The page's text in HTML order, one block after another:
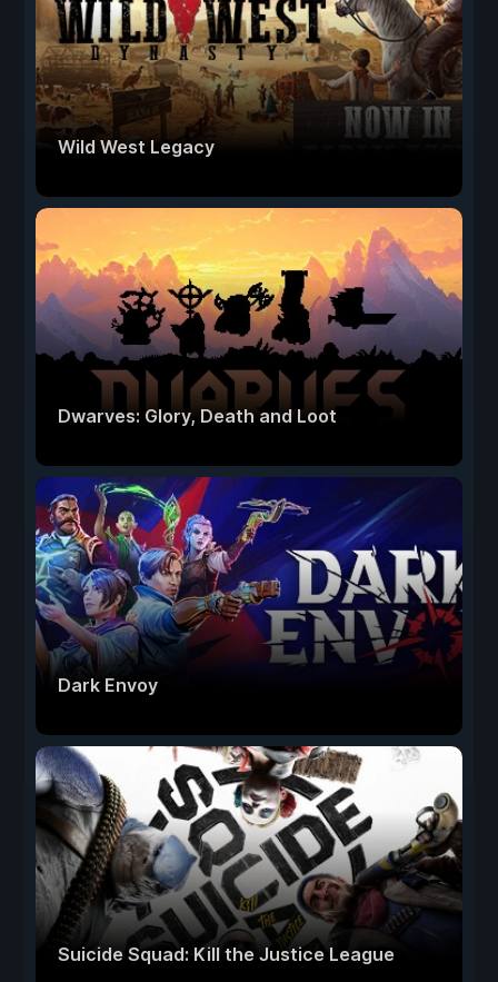
Wild West Legacy
Dwarves: Glory, Death and Loot
Dark Envoy
Suicide Squad: Kill the Justice League